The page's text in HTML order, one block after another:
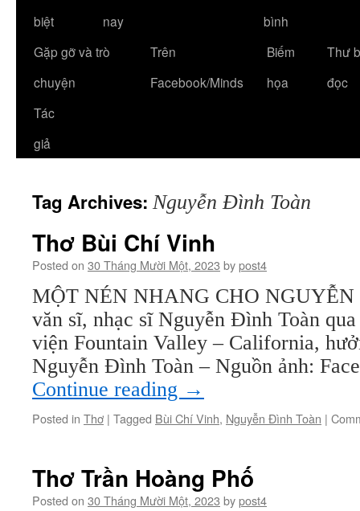
biệt
nay
bình
Gặp gỡ và trò
chuyện
Trên
Facebook/Minds
Biếm
họa
Thư
đọc
Tác
giả
Tag Archives: Nguyễn Đình Toàn
Thơ Bùi Chí Vinh
Posted on 30 Tháng Mười Một, 2023 bypost4
MỘT NÉN NHANG CHO
văn sĩ, nhạc sĩ Nguyễn Đình Toàn
viện Fountain Valley – California,
Nguyễn Đình Toàn – Nguồn ảnh:
Continue reading →
Posted in Thơ | Tagged Bùi Chí Vinh, Nguyễn Đình Toàn |
Thơ Trần Hoàng Phố
Posted on 30 Tháng Mười Một, 2023 bypost4